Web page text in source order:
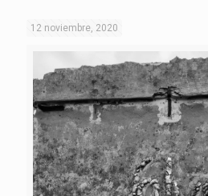
12 noviembre, 2020